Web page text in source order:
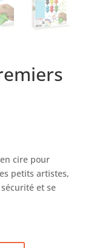
cire pour
petits artistes,
et se